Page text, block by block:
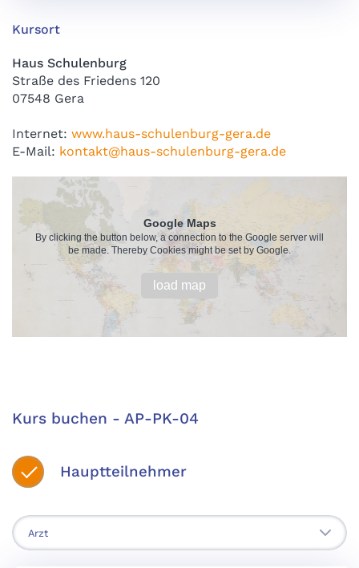
Kursort
Haus Schulenburg
Straße des Friedens 120
07548 Gera
Internet: www.haus-schulenburg-gera.de
E-Mail: kontakt@haus-schulenburg-gera.de
Google Maps
By clicking the button below, a connection to the Google server will
be made. Thereby Cookies might be set by Google.
load map
Kurs buchen - AP-PK-04
Hauptteilnehmer